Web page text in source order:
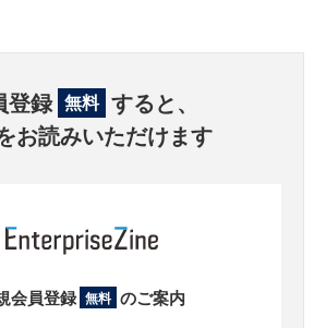
登録 無料 すると、
お読みいただけます
会員登録 無料 のご案内